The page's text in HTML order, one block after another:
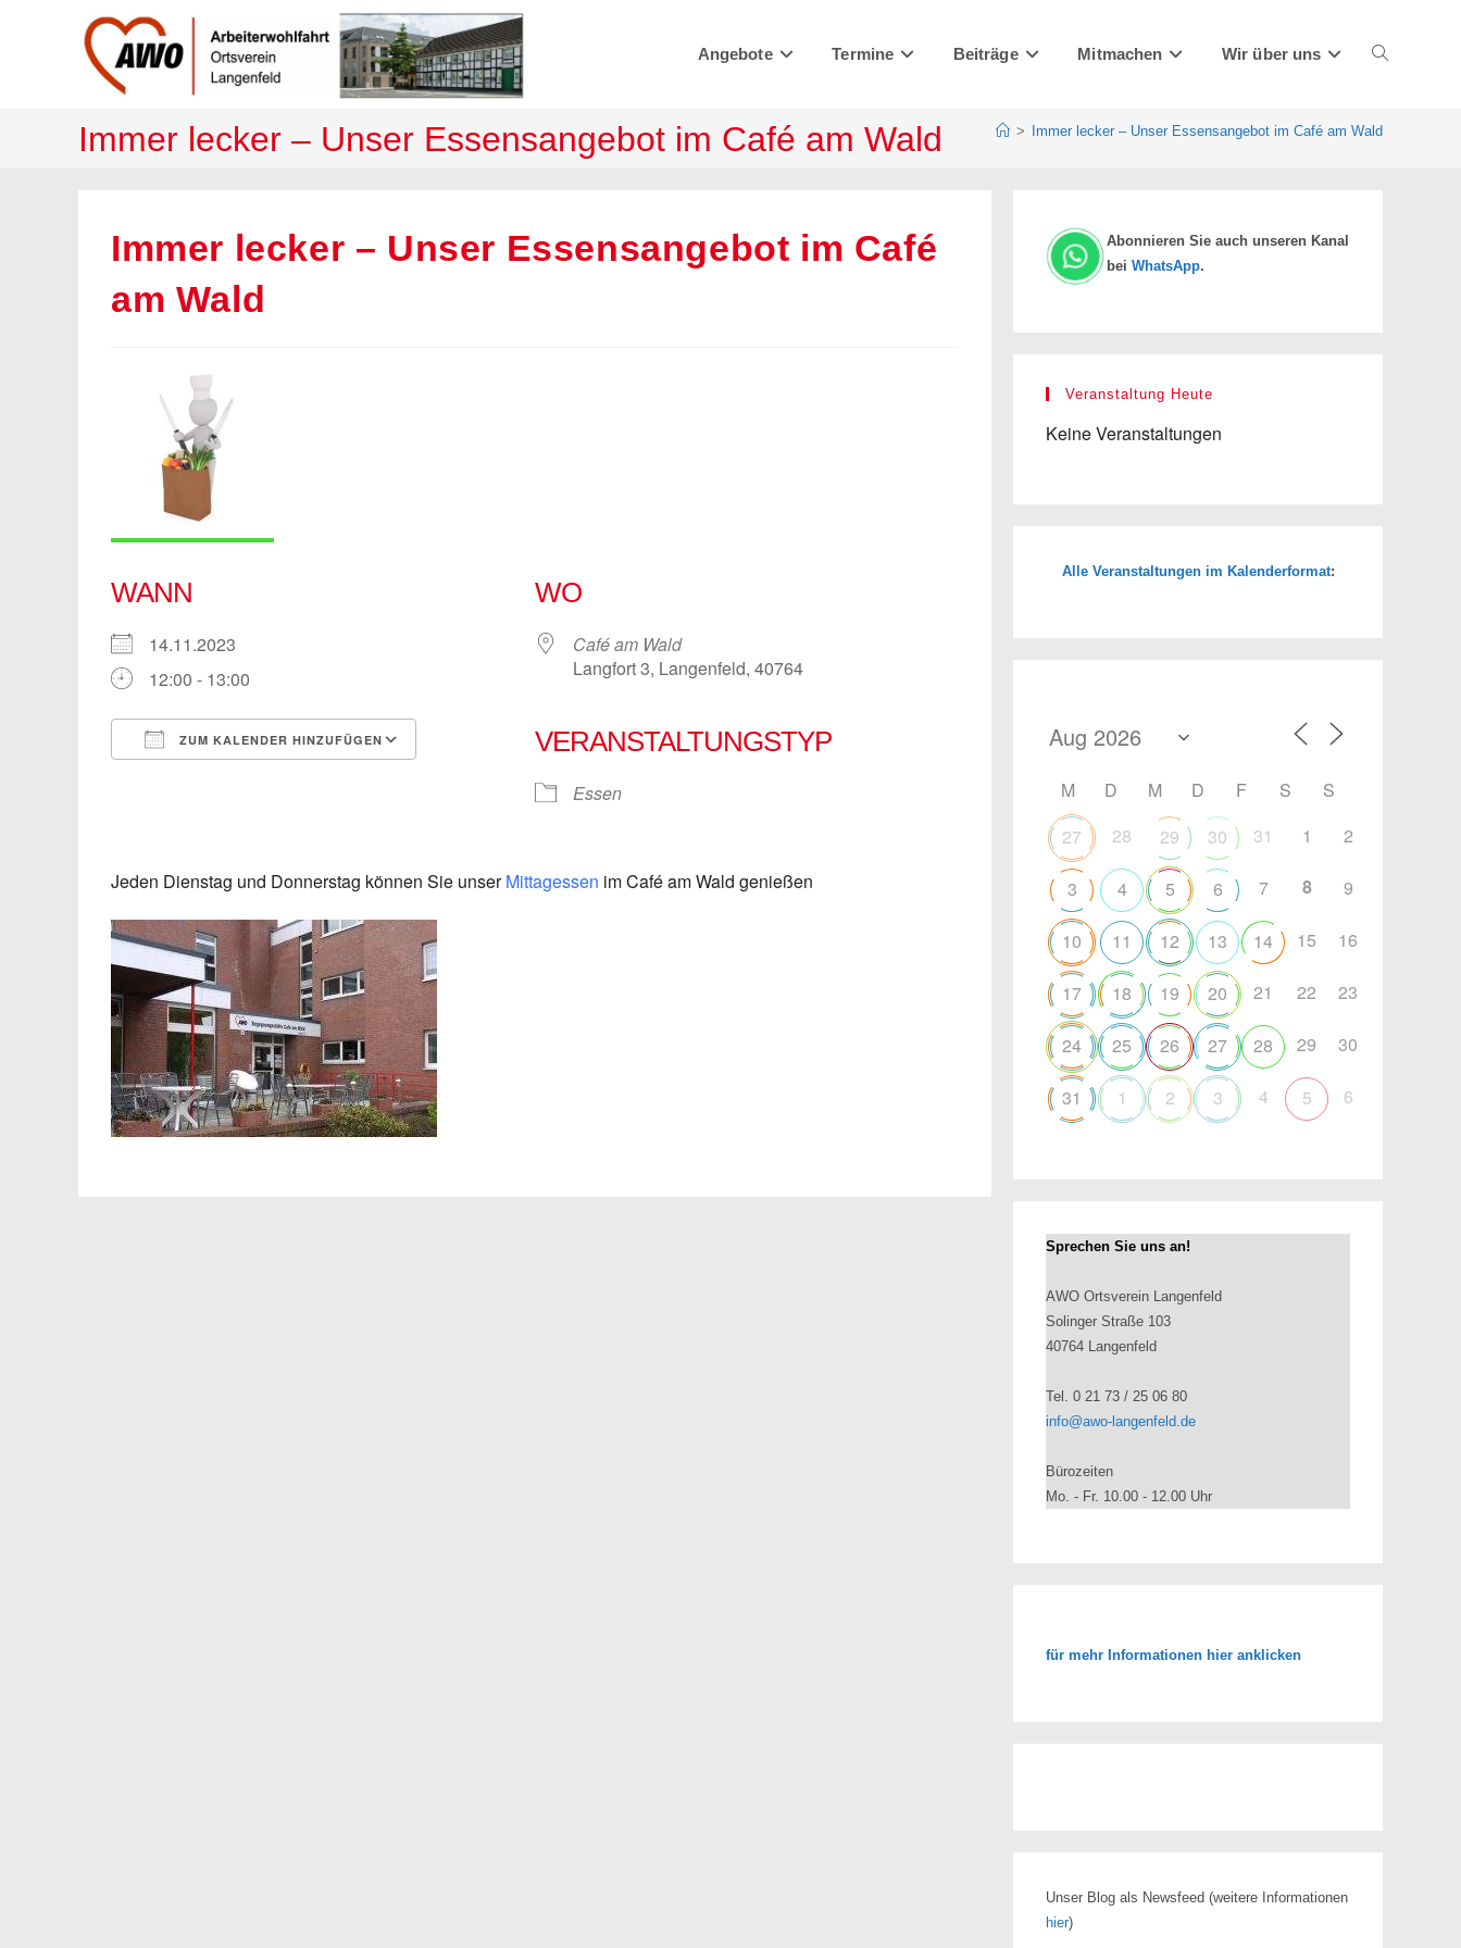
Angebote Termine Beiträge Mitmachen Wir über uns Website-
Immer lecker – Unser Essensangebot im Café am Wald > Immer lecker – Unser Essensangebot im Café am Wald
Immer lecker – Unser Essensangebot im Café
am Wald
WANN
14.11.2023
12:00 - 13:00
ZUM KALENDER HINZUFÜGEN
Google Kalender Office 365 Outlook Live
WO
Café am Wald
Langfort 3, Langenfeld, 40764
VERANSTALTUNGSTYP
Essen
Jeden Dienstag und Donnerstag können Sie unserMittagessen im Café am Wald genießen
Abonnieren Sie auch unseren Kanal
bei WhatsApp.
Veranstaltung Heute
Keine Veranstaltungen
Alle Veranstaltungen im Kalenderformat:
M D M D F S
S
27
28 29 30 31 1 2
3 4 5 6 7 8 9
10 11 12 13 14 15 16
17 18 19 20 21 22 23
24 25 26 27 28 29 30
31 1 2 3 4 5 6
Sprechen Sie uns an!
AWO Ortsverein Langenfeld
Solinger Straße 103
40764 Langenfeld
Tel. 0 21 73 / 25 06 80
info@awo-langenfeld.de
Bürozeiten
Mo. - Fr. 10.00 - 12.00 Uhr
für mehr Informationen hier anklicken
Unser Blog als Newsfeed (weitere Informationen
hier)